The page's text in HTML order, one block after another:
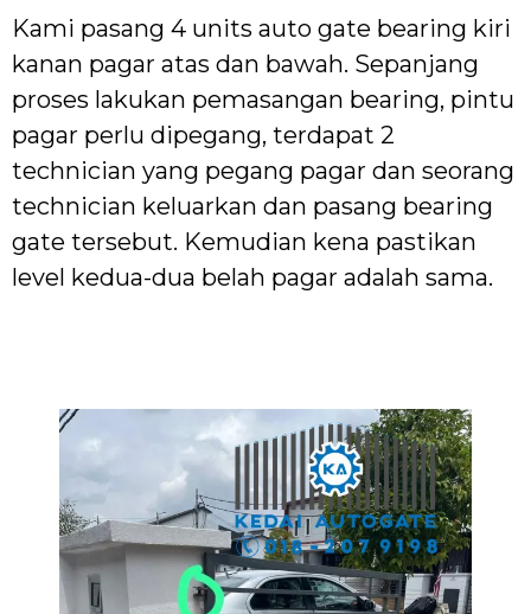
Kami pasang 4 units auto gate bearing kiri
kanan pagar atas dan bawah. Sepanjang
proses lakukan pemasangan bearing, pintu
pagar perlu dipegang, terdapat 2
technician yang pegang pagar dan seorang
technician keluarkan dan pasang bearing
gate tersebut. Kemudian kena pastikan
level kedua-dua belah pagar adalah sama.